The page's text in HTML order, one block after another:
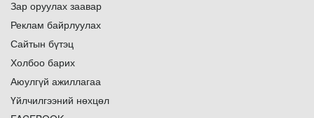
Зар оруулах заавар
Реклам байрлуулах
Сайтын бүтэц
Холбоо барих
Аюулгүй ажиллагаа
Үйлчилгээний нөхцөл